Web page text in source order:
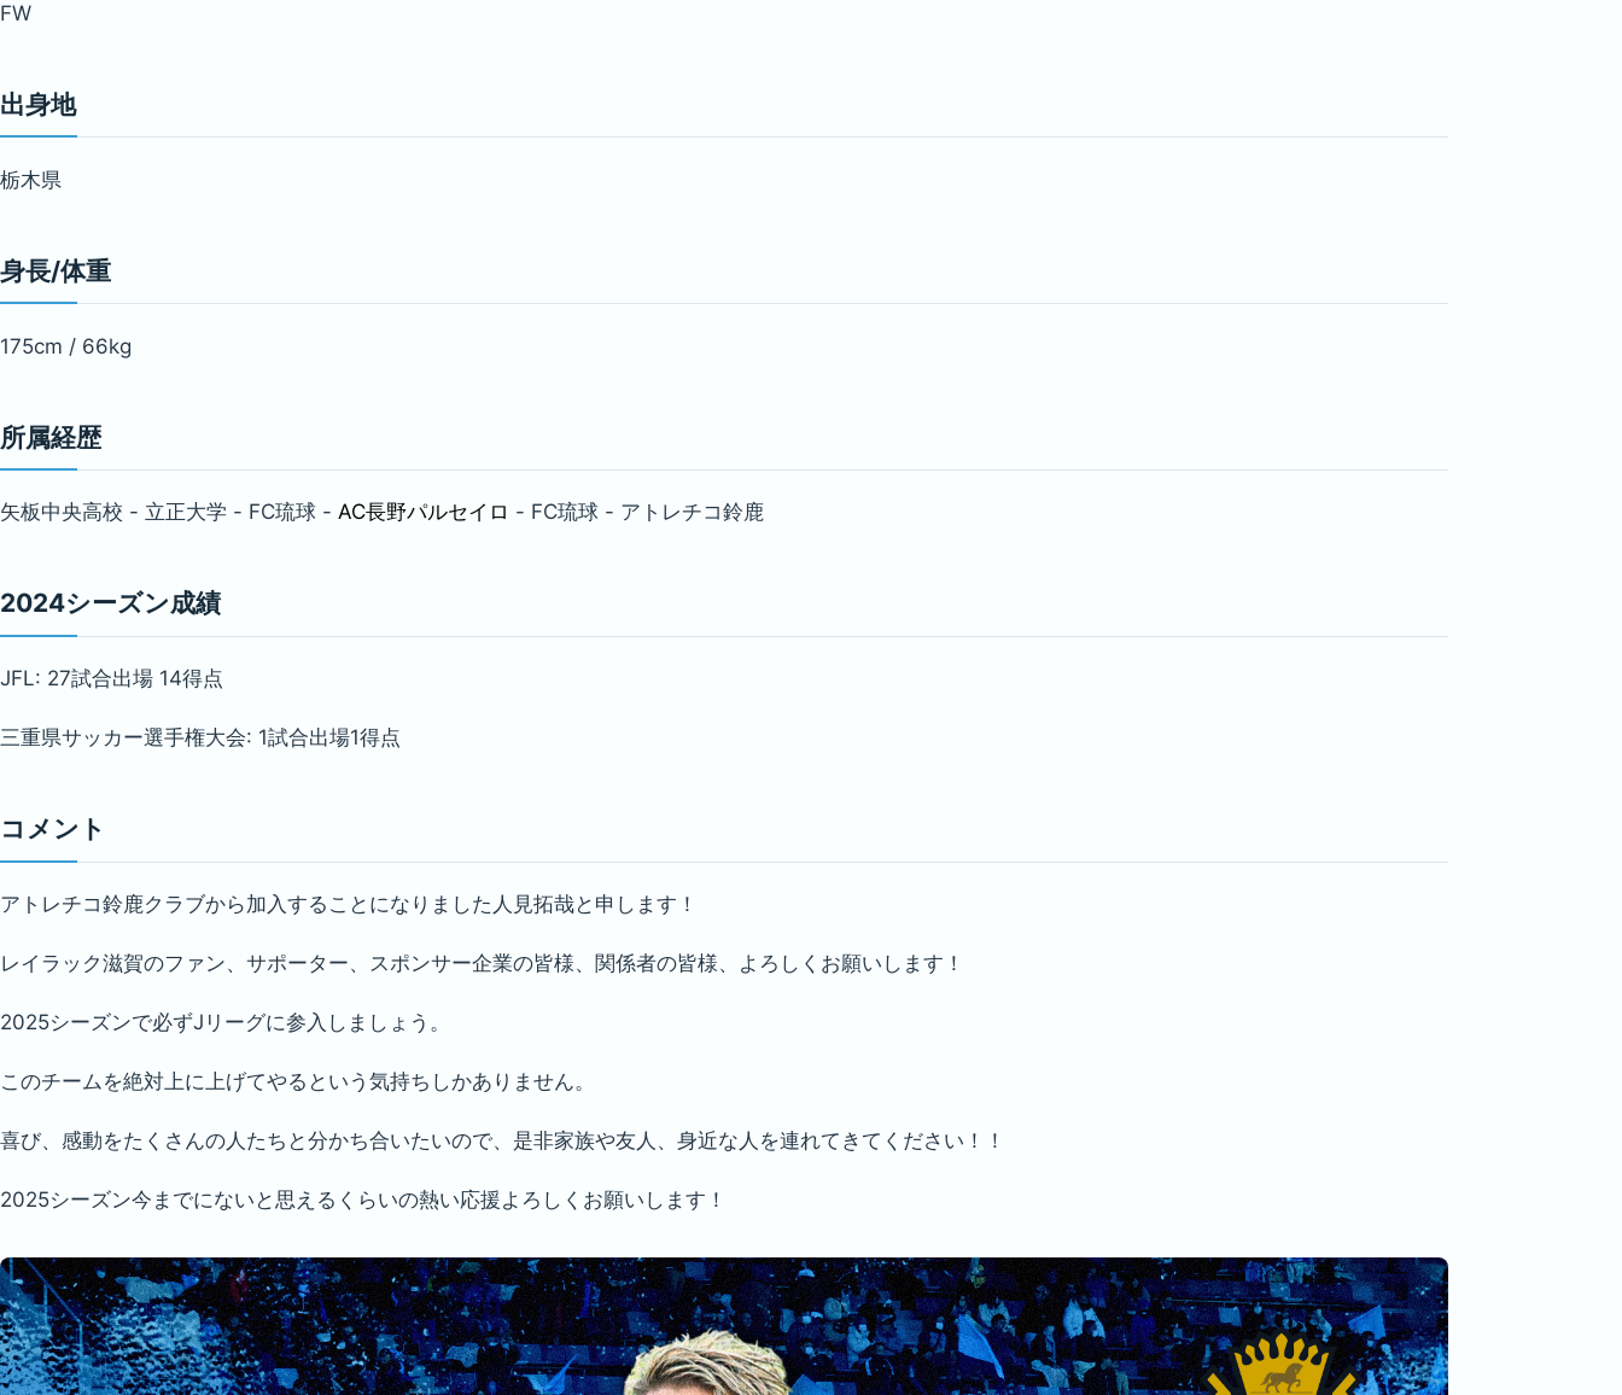
FW
出身地
栃木県
身長/体重
175cm / 66kg
所属経歴
矢板中央高校 - 立正大学 - FC琉球 - AC長野パルセイロ - FC琉球 - アトレチコ鈴鹿
2024シーズン成績
JFL: 27試合出場 14得点
三重県サッカー選手権大会: 1試合出場1得点
コメント
アトレチコ鈴鹿クラブから加入することになりました人見拓哉と申します！
レイラック滋賀のファン、サポーター、スポンサー企業の皆様、関係者の皆様、よろしくお願いします！
2025シーズンで必ずJリーグに参入しましょう。
このチームを絶対上に上げてやるという気持ちしかありません。
喜び、感動をたくさんの人たちと分かち合いたいので、是非家族や友人、身近な人を連れてきてください！！
2025シーズン今までにないと思えるくらいの熱い応援よろしくお願いします！